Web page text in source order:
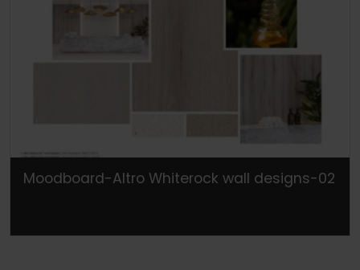
Moodboard-Altro Whiterock wall designs-02